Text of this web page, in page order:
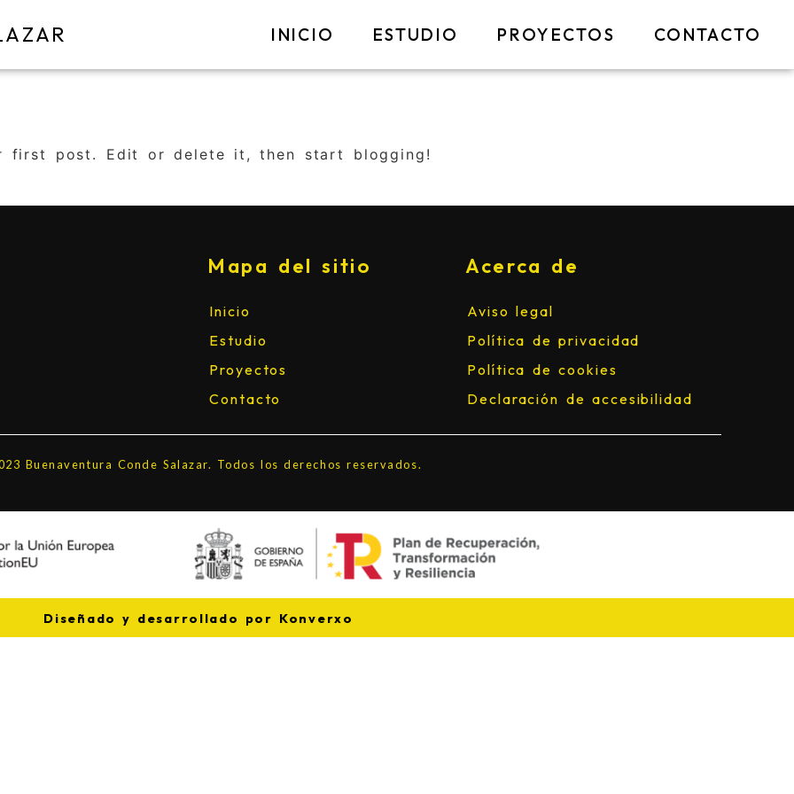
INICIO ESTUDIO PROYECTOS CONTACTO
first post. Edit or delete it, then start blogging!
Mapa del sitio
Inicio
Estudio
Proyectos
Contacto
Acerca de
Aviso legal
Política de privacidad
Política de cookies
Declaración de accesibilidad
Buenaventura Conde Salazar. Todos los derechos reservados.
Diseñado y desarrollado por Konverxo